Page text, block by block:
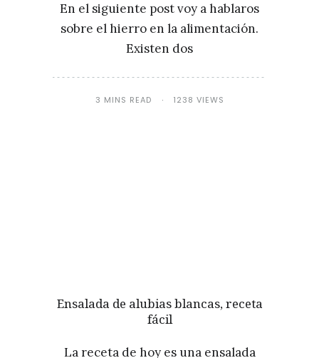
En el siguiente post voy a hablaros
sobre el hierro en la alimentación.
Existen dos
3 MINS READ 1238 VIEWS
Ensalada de alubias blancas, receta
fácil
La receta de hoy es una ensalada